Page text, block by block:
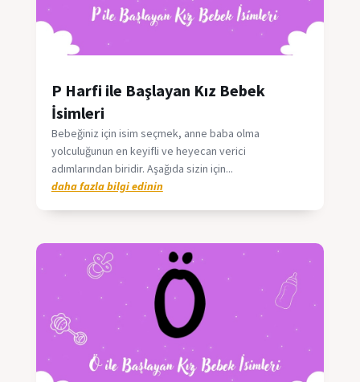
P Harfi ile Başlayan Kız Bebek
İsimleri
Bebeğiniz için isim seçmek, anne baba olma
yolculuğunun en keyifli ve heyecan verici
adımlarından biridir. Aşağıda sizin için...
daha fazla bilgi edinin